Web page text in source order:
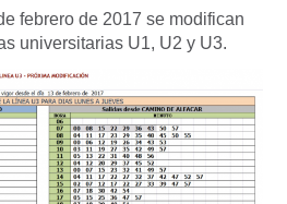
febrero de 2017 se modifican
universitarias U1, U2 y U3.